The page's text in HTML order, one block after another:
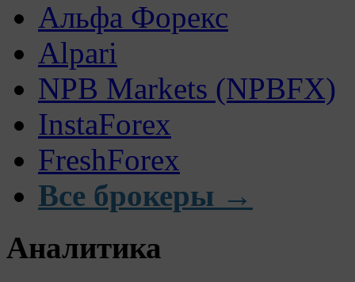
Альфа Форекс
Alpari
NPB Markets (NPBFX)
InstaForex
FreshForex
Все брокеры →
Аналитика